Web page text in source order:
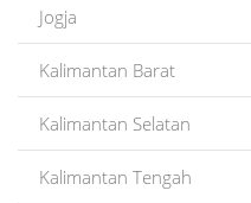
Jogja
Kalimantan Barat
Kalimantan Selatan
Kalimantan Tengah